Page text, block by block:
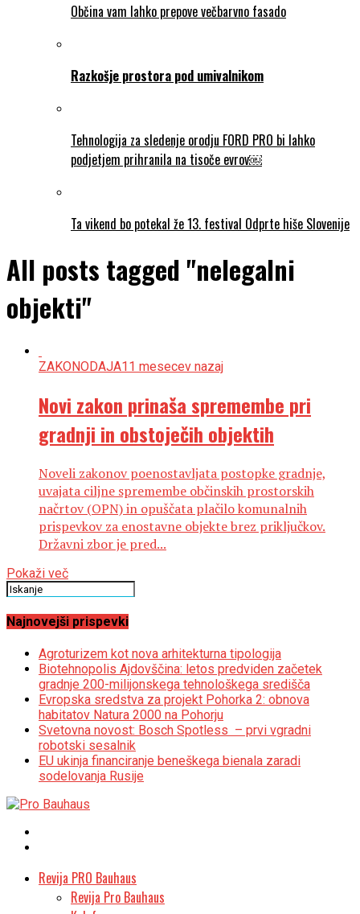
Občina vam lahko prepove večbarvno fasado
Razkošje prostora pod umivalnikom
Tehnologija za sledenje orodju FORD PRO bi lahko
podjetjem prihranila na tisoče evrov￼
Ta vikend bo potekal že 13. festival Odprte hiše Slovenije
All posts tagged "nelegalni
objekti"
ZAKONODAJA11 mesecev nazaj
Novi zakon prinaša spremembe pri
gradnji in obstoječih objektih
Noveli zakonov poenostavljata postopke gradnje,
uvajata ciljne spremembe občinskih prostorskih
načrtov (OPN) in opuščata plačilo komunalnih
prispevkov za enostavne objekte brez priključkov.
Državni zbor je pred...
Pokaži več
Najnovejši prispevki
Agroturizem kot nova arhitekturna tipologija
Biotehnopolis Ajdovščina: letos predviden začetek
gradnje 200-milijonskega tehnološkega središča
Evropska sredstva za projekt Pohorka 2: obnova
habitatov Natura 2000 na Pohorju
Svetovna novost: Bosch Spotless – prvi vgradni
robotski sesalnik
EU ukinja financiranje beneškega bienala zaradi
sodelovanja Rusije
Revija PRO Bauhaus
Revija Pro Bauhaus